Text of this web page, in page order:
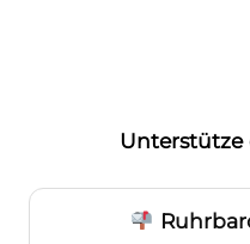
Unterstütze